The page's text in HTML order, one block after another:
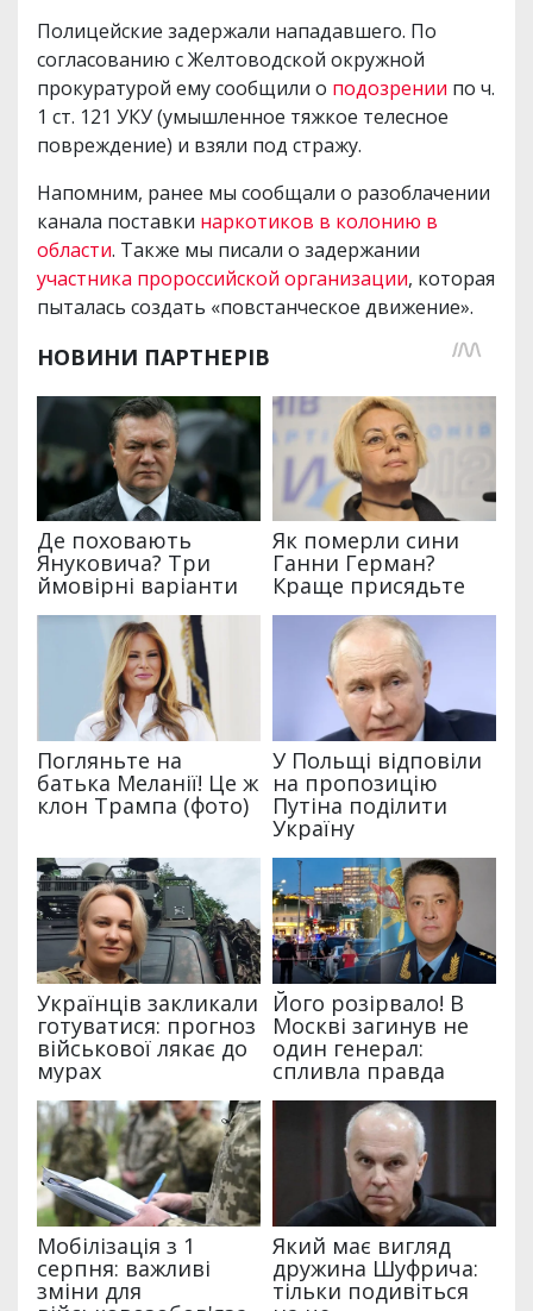
Полицейские задержали нападавшего. По
согласованию с Желтоводской окружной
прокуратурой ему сообщили о подозрении по ч.
1 ст. 121 УКУ (умышленное тяжкое телесное
повреждение) и взяли под стражу.
Напомним, ранее мы сообщали о разоблачении
канала поставки наркотиков в колонию в
области. Также мы писали о задержании
участника пророссийской организации, которая
пыталась создать «повстанческое движение».